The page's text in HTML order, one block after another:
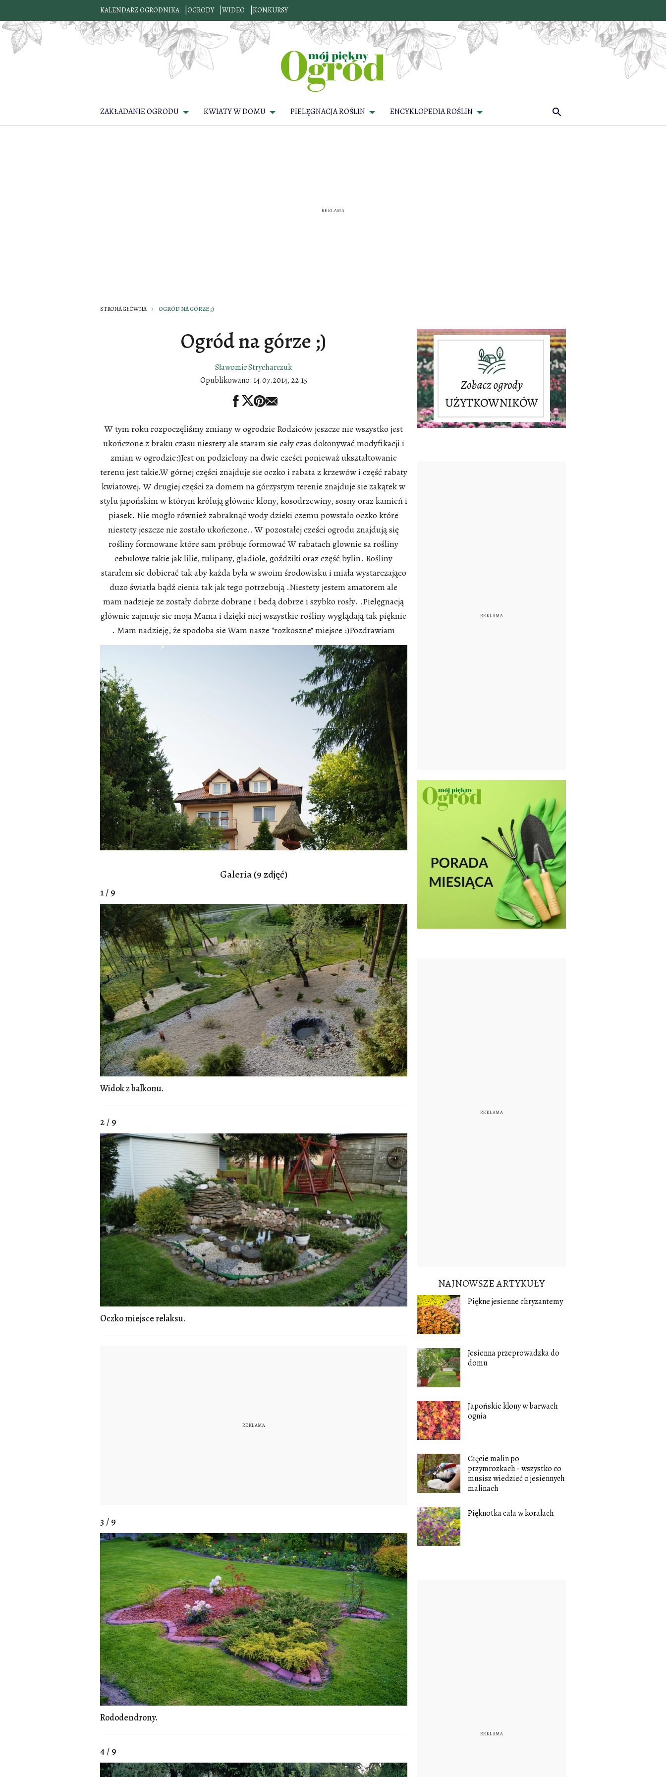
KALENDARZ OGRODNIKA OGRODY WIDEO KONKURSY
ZAKŁADANIE OGRODU KWIATY W DOMU PIELĘGNACJA ROŚLIN ENCYKLOPEDIA ROŚLIN
STRONA GŁÓWNA OGRÓD NA GÓRZE ;)
Ogród na górze ;)
Sławomir Strycharczuk
Opublikowano: 14.07.2014, 22:15
W tym roku rozpoczęliśmy zmiany w ogrodzie Rodziców jeszcze nie wszystko jest
ukończone z braku czasu niestety ale staram sie cały czas dokonywać modyfikacji i
zmian w ogrodzie:)Jest on podzielony na dwie cześci ponieważ ukształtowanie
terenu jest takie.W górnej części znajduje sie oczko i rabata z krzewów i część rabaty
kwiatowej. W drugiej części za domem na górzystym terenie znajduje sie zakątek w
stylu japońskim w którym królują głównie klony, kosodrzewiny, sosny oraz kamień i
piasek. Nie mogło również zabraknąć wody dzieki czemu powstało oczko które
niestety jeszcze nie zostało ukończone.. W pozostałej cześci ogrodu znajdują się
rośliny formowane które sam próbuje formować W rabatach glownie sa rośliny
cebulowe takie jak lilie, tulipany, gladiole, goździki oraz część bylin. Rośliny
starałem sie dobierać tak aby każda była w swoim środowisku i miała wystarczająco
duzo światła bądź cienia tak jak tego potrzebują .Niestety jestem amatorem ale
mam nadzieje ze zostały dobrze dobrane i bedą dobrze i szybko rosły. .Pielęgnacją
głównie zajmuje sie moja Mama i dzięki niej wszystkie rośliny wyglądają tak pięknie
. Mam nadzieję, że spodoba sie Wam nasze "rozkoszne" miejsce :)Pozdrawiam
Galeria (9 zdjęć)
1 / 9
Widok z balkonu.
2 / 9
Oczko miejsce relaksu.
3 / 9
Rododendrony.
4 / 9
NAJNOWSZE ARTYKUŁY
Piękne jesienne chryzantemy
Jesienna przeprowadzka do
domu
Japońskie klony w barwach
ognia
Cięcie malin po
przymrozkach - wszystko co
musisz wiedzieć o jesiennych
malinach
Pięknotka cała w koralach